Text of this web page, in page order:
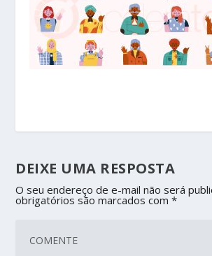
DEIXE UMA RESPOSTA
O seu endereço de e-mail não será
obrigatórios são marcados com*